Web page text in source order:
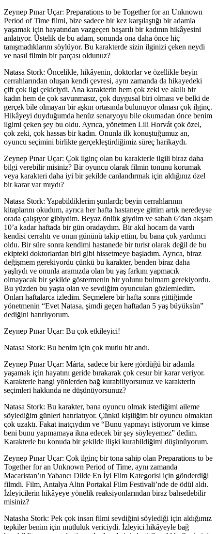
Zeynep Pınar Uçar: Preparations to be Together for an Unknown
Period of Time filmi, bize sadece bir kez karşılaştığı bir adamla
yaşamak için hayatından vazgeçen başarılı bir kadının hikâyesini
anlatıyor. Üstelik de bu adam, sonunda ona daha önce hiç
tanışmadıklarını söylüyor. Bu karakterde sizin ilginizi çeken neydi
ve nasıl filmin bir parçası oldunuz?
Natasa Stork: Öncelikle, hikâyenin, doktorlar ve özellikle beyin
cerrahlarından oluşan kendi çevresi, aynı zamanda da hikayedeki
çift çok ilgi çekiciydi. Ana karakterin hem çok zeki ve akıllı bir
kadın hem de çok savunmasız, çok duygusal biri olması ve belki de
gerçek bile olmayan bir aşkın ortasında bulunuyor olması çok ilginç.
Hikâyeyi duyduğumda henüz senaryoyu bile okumadan önce benim
ilgimi çeken şey bu oldu. Ayrıca, yönetmen Lili Horvát çok özel,
çok zeki, çok hassas bir kadın. Onunla ilk konuştuğumuz an,
oyuncu seçimini birlikte gerçekleştirdiğimiz süreç harikaydı.
Zeynep Pınar Uçar: Çok ilginç olan bu karakterle ilgili biraz daha
bilgi verebilir misiniz? Bir oyuncu olarak filmin tonunu korumak
veya karakteri daha iyi bir şekilde canlandırmak için aldığınız özel
bir karar var mıydı?
Natasa Stork: Yapabildiklerim şunlardı; beyin cerrahlarının
kitaplarını okudum, ayrıca her hafta hastaneye gittim artık neredeyse
orada çalışıyor gibiydim. Beyaz önlük giydim ve sabah 6’dan akşam
10’a kadar haftada bir gün oradaydım. Bir akıl hocam da vardı
kendisi cerrahtı ve onun gününü takip ettim, bu bana çok yardımcı
oldu. Bir süre sonra kendimi hastanede bir turist olarak değil de bu
ekipteki doktorlardan biri gibi hissetmeye başladım. Ayrıca, biraz
değişmem gerekiyordu çünkü bu karakter, benden biraz daha
yaşlıydı ve onunla aramızda olan bu yaş farkını yapmacık
olmayacak bir şekilde göstermenin bir yolunu bulmam gerekiyordu.
Bu yüzden bu yaşta olan ve sevdiğim oyuncuları gözlemledim.
Onları haftalarca izledim. Seçmelere bir hafta sonra gittiğimde
yönetmenin “Evet Natasa, şimdi geçen haftadan 5 yaş büyüksün”
dediğini hatırlıyorum.
Zeynep Pınar Uçar: Bu çok etkileyici!
Natasa Stork: Bu benim için çok mutlu bir andı.
Zeynep Pınar Uçar: Márta, sadece bir kere gördüğü bir adamla
yaşamak için hayatını geride bırakarak çok cesur bir karar veriyor.
Karakterle hangi yönlerden bağ kurabiliyorsunuz ve karakterin
seçimleri hakkında ne düşünüyorsunuz?
Natasa Stork: Bu karakter, bana oyuncu olmak istediğimi aileme
söylediğim günleri hatırlatıyor. Çünkü kişiliğim bir oyuncu olmaktan
çok uzaktı. Fakat inatçıydım ve “Bunu yapmayı istiyorum ve kimse
beni bunu yapmamaya ikna edecek bir şey söyleyemez” dedim.
Karakterle bu konuda bir şekilde ilişki kurabildiğimi düşünüyorum.
Zeynep Pınar Uçar: Çok ilginç bir tona sahip olan Preparations to be
Together for an Unknown Period of Time, aynı zamanda
Macaristan’ın Yabancı Dilde En İyi Film Kategorisi için gönderdiği
filmdi. Film, Antalya Altın Portakal Film Festivali’nde de ödül aldı.
İzleyicilerin hikâyeye yönelik reaksiyonlarından biraz bahsedebilir
misiniz?
Natasha Stork: Pek çok insan filmi sevdiğini söylediği için aldığımız
tepkiler benim için mutluluk vericiydi. İzleyici hikâyeyle bağ